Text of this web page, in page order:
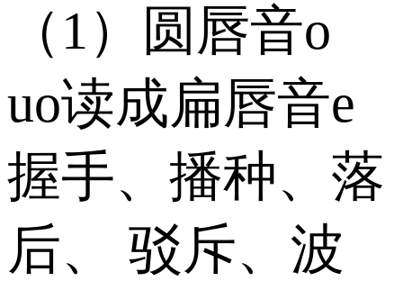
（1）圆唇音o
uo读成扁唇音e
握手、播种、落
后、 驳斥、波